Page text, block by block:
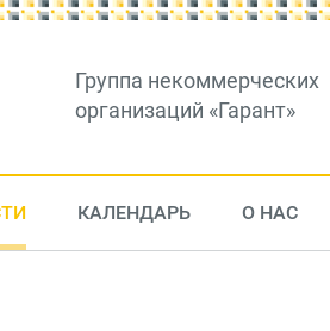
Группа некоммерческих
организаций «Гарант»
КАЛЕНДАРЬ О НАС